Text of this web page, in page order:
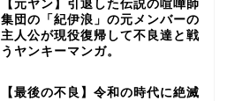
【元ヤン】引退した伝説の喧嘩師
集団の「紀伊浪」の元メンバーの
主人公が現役復帰して不良達と戦
うヤンキーマンガ。
【最後の不良】令和の時代に絶滅